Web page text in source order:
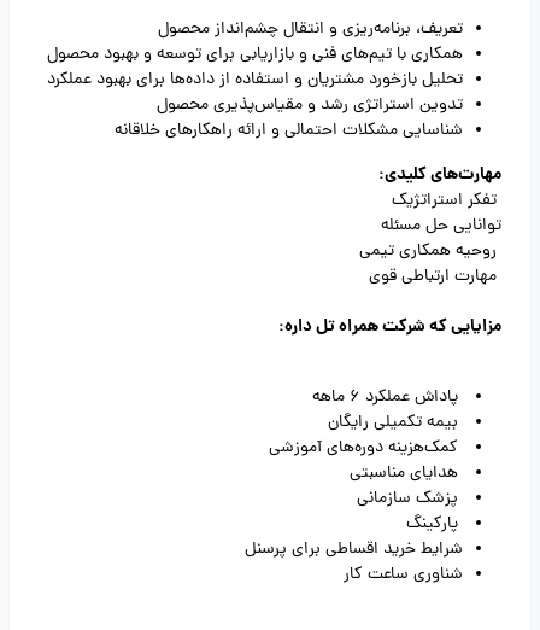
تعریف، برنامه‌ریزی و انتقال چشم‌انداز محصول
همکاری با تیم‌های فنی و بازاریابی برای توسعه و بهبود محصول
تحلیل بازخورد مشتریان و استفاده از داده‌ها برای بهبود عملکرد
تدوین استراتژی رشد و مقیاس‌پذیری محصول
شناسایی مشکلات احتمالی و ارائه راهکارهای خلاقانه
مهارت‌های کلیدی:
تفکر استراتژیک
توانایی حل مسئله
روحیه همکاری تیمی
مهارت ارتباطی قوی
مزایایی که شرکت همراه تل داره:
پاداش عملکرد 6 ماهه
بیمه تکمیلی رایگان
کمک‌هزینه دوره‌های آموزشی
هدایای مناسبتی
پزشک سازمانی
پارکینگ
شرایط خرید اقساطی برای پرسنل
شناوری ساعت کار